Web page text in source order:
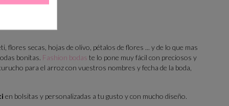
flores secas, hojas de olivo, pétalos de flores ... y de lo que mas
bonitas. Fashion bodas te lo pone muy fácil con preciosos y
para el arroz con vuestros nombres y fecha de la boda,
en bolsitas y personalizadas a tu gusto y con mucho diseño.